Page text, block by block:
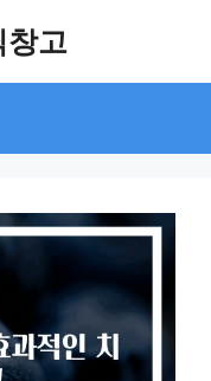
창고